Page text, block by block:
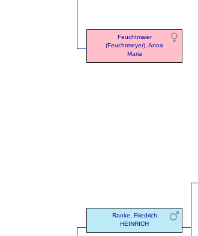
Feuchtmaier
(Feuchtmeyer), Anna
Maria
Ranke, Friedrich
HEINRICH